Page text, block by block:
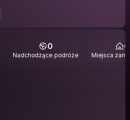
0
Nadchodzące podróże
0
Miejsca